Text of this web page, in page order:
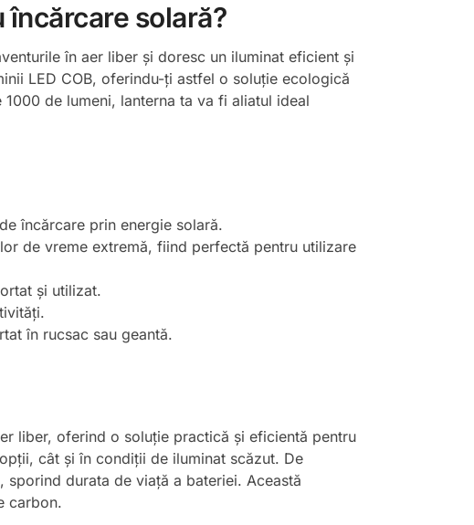
solară?
în aer liber și doresc un iluminat eficient și
LED COB, oferindu-ți astfel o soluție ecologică
de lumeni, lanterna ta va fi aliatul ideal
încărcare prin energie solară.
de vreme extremă, fiind perfectă pentru utilizare
și utilizat.
în rucsac sau geantă.
liber, oferind o soluție practică și eficientă pentru
cât și în condiții de iluminat scăzut. De
sporind durata de viață a bateriei. Această
carbon.